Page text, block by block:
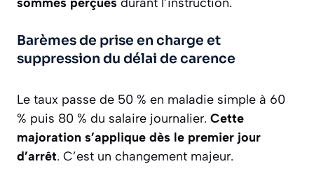
Barèmes de prise en charge et
suppression du délai de carence
Le taux passe de 50 % en maladie simple à 60
% puis 80 % du salaire journalier. Cette
majoration s’applique dès le premier jour
d’arrêt. C’est un changement majeur.